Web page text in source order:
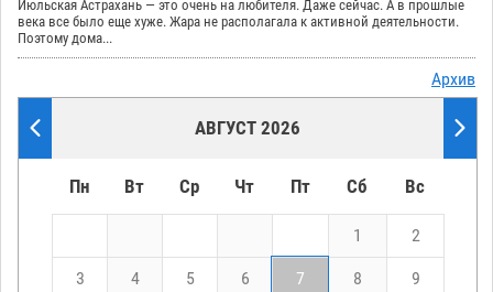
Июльская Астрахань — это очень на любителя. Даже сейчас. А в прошлые
века все было еще хуже. Жара не располагала к активной деятельности.
Поэтому дома...
Архив
АВГУСТ 2026
Пн Вт Ср Чт Пт Сб Вс
1 2
3 4 5 6 7 8 9